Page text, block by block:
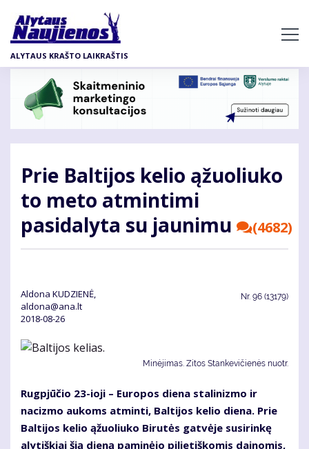
pagrindinį
turinį
ALYTAUS KRAŠTO LAIKRAŠTIS
Prie Baltijos kelio ąžuoliuko
to meto atmintimi
pasidalyta su jaunimu
(4682)
Aldona KUDZIENĖ,
aldona@ana.lt
2018-08-26
Nr. 96 (13179)
Minėjimas. Zitos Stankevičienės nuotr.
Rugpjūčio 23-ioji – Europos diena stalinizmo ir
nacizmo aukoms atminti, Baltijos kelio diena. Prie
Baltijos kelio ąžuoliuko Birutės gatvėje susirinkę
alytiškiai šią dieną paminėjo pilietiškomis dainomis,